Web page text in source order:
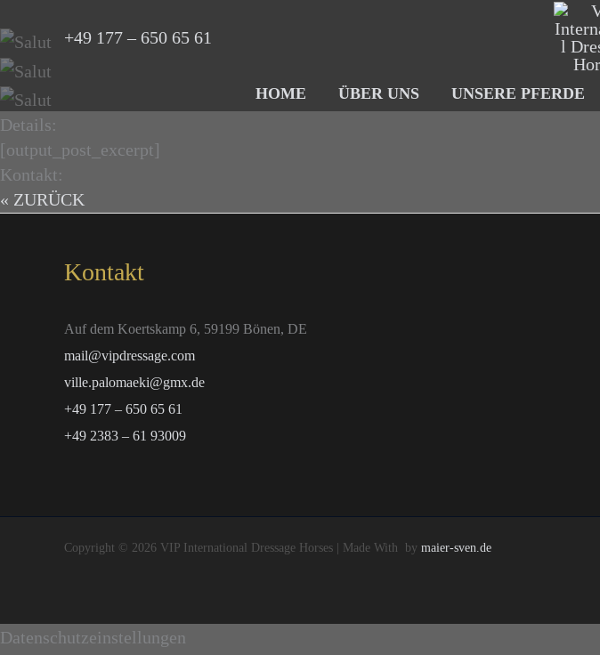
Inhalt
springen
+49 177 – 650 65 61
HOME ÜBER UNS UNSERE PFERDE
Details:
[output_post_excerpt]
Kontakt:
« ZURÜCK
Kontakt
Auf dem Koertskamp 6, 59199 Bönen, DE
mail@vipdressage.com
ville.palomaeki@gmx.de
+49 177 – 650 65 61
+49 2383 – 61 93009
Copyright © 2026 VIP International Dressage Horses | Made With by maier-sven.de
Datenschutzeinstellungen